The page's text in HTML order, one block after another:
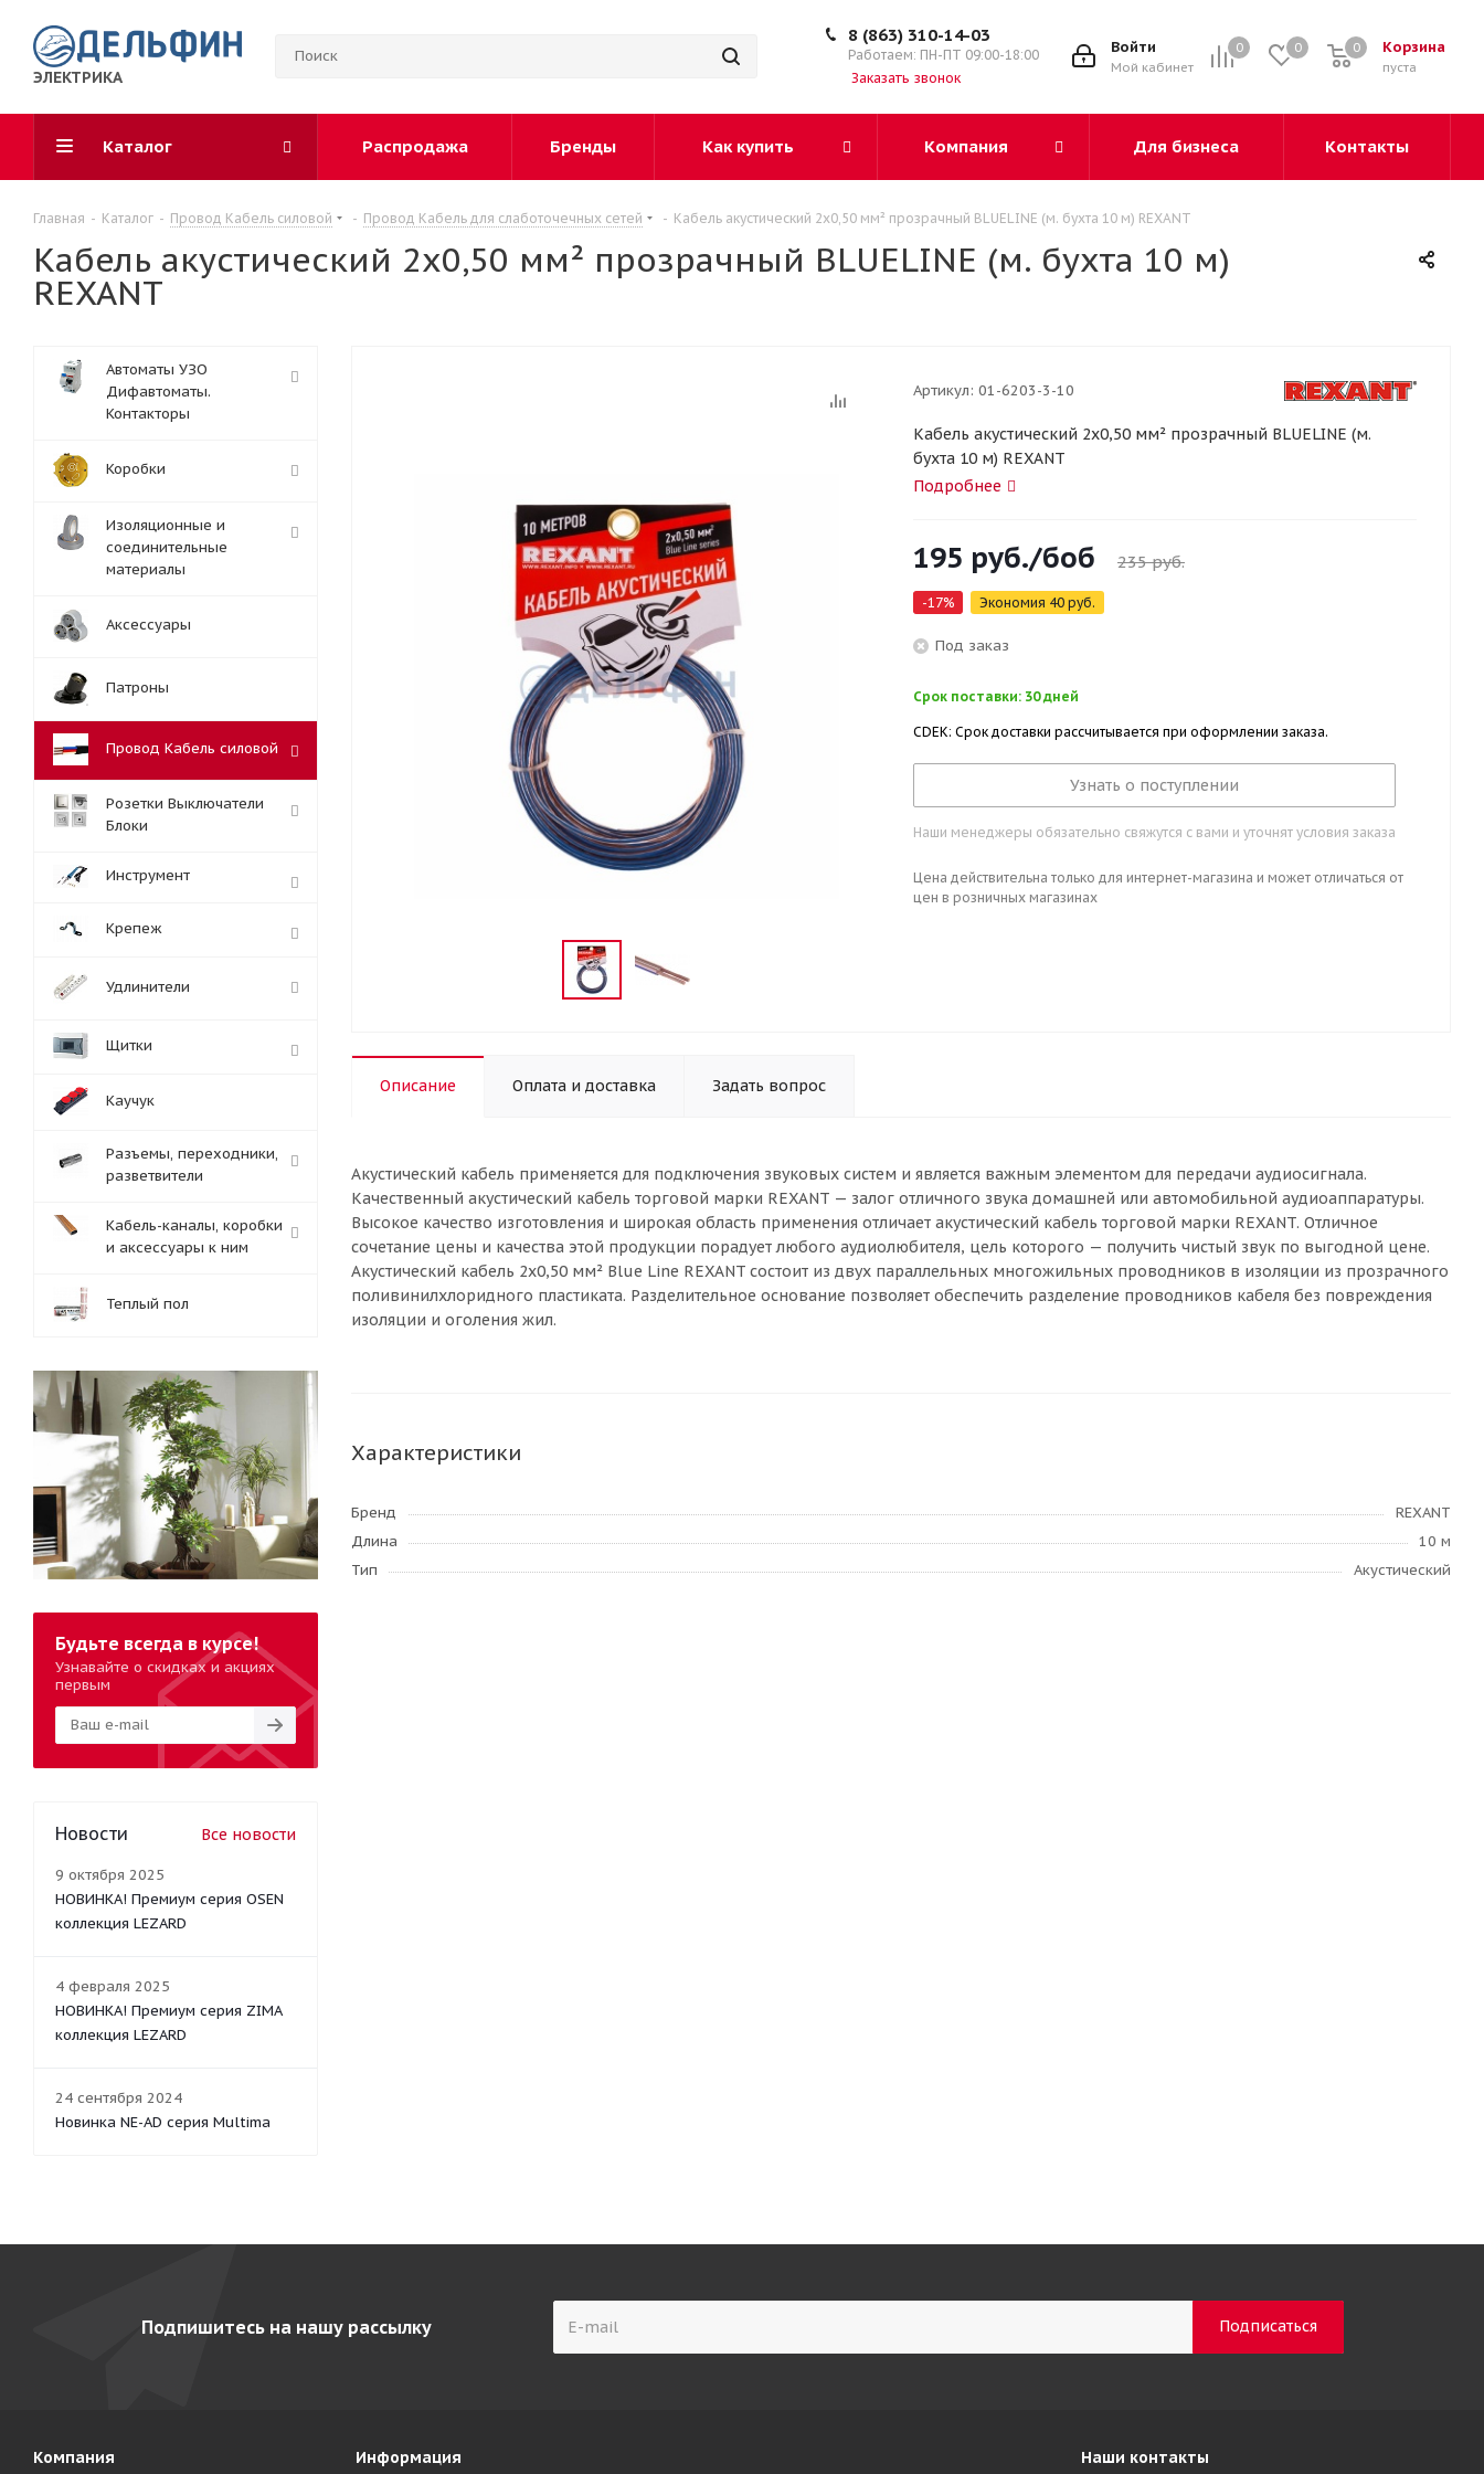
ЭЛЕКТРИКА
0 0 Корзина
пуста
0
Войти
Мой кабинет
8 (863) 310-14-03
Работаем: ПН-ПТ 09:00-18:00
Заказать звонок
Каталог Распродажа Бренды Как купить Компания Для бизнеса Контакты
Главная - Каталог - Провод Кабель силовой - Провод Кабель для слаботочечных сетей - Кабель акустический 2х0,50 мм² прозрачный BLUELINE (м. бухта 10 м) REXANT
Кабель акустический 2х0,50 мм² прозрачный BLUELINE (м. бухта 10 м)
REXANT
Артикул: 01-6203-3-10
Кабель акустический 2х0,50 мм² прозрачный BLUELINE (м.
бухта 10 м) REXANT
Подробнее
195 руб./боб 235руб.
-17% Экономия 40 руб.
Под заказ
Срок поставки: 30 дней
CDEK: Срок доставки рассчитывается при оформлении заказа.
Узнать о поступлении
Наши менеджеры обязательно свяжутся с вами и уточнят условия заказа
Цена действительна только для интернет-магазина и может отличаться от
цен в розничных магазинах
Описание Оплата и доставка Задать вопрос
Акустический кабель применяется для подключения звуковых систем и является важным элементом для передачи аудиосигнала.
Качественный акустический кабель торговой марки REXANT — залог отличного звука домашней или автомобильной аудиоаппаратуры.
Высокое качество изготовления и широкая область применения отличает акустический кабель торговой марки REXANT. Отличное
сочетание цены и качества этой продукции порадует любого аудиолюбителя, цель которого — получить чистый звук по выгодной цене.
Акустический кабель 2х0,50 мм² Blue Line REXANT состоит из двух параллельных многожильных проводников в изоляции из прозрачного
поливинилхлоридного пластиката. Разделительное основание позволяет обеспечить разделение проводников кабеля без повреждения
изоляции и оголения жил.
Характеристики
Бренд
REXANT
Длина
10 м
Тип
Акустический
Автоматы УЗО
Дифавтоматы.
Контакторы
Коробки
Изоляционные и
соединительные
материалы
Аксессуары
Патроны
Провод Кабель силовой
Розетки Выключатели
Блоки
Инструмент
Крепеж
Удлинители
Щитки
Каучук
Разъемы, переходники,
разветвители
Кабель-каналы, коробки
и аксессуары к ним
Теплый пол
Будьте всегда в курсе!
Узнавайте о скидках и акциях
первым
Новости Все новости
9 октября 2025
НОВИНКА! Премиум серия OSEN
коллекция LEZARD
4 февраля 2025
НОВИНКА! Премиум серия ZIMA
коллекция LEZARD
24 сентября 2024
Новинка NE-AD серия Multima
Подпишитесь на нашу рассылку
Компания Информация Наши контакты